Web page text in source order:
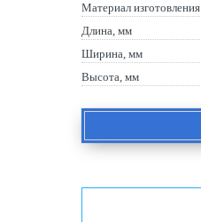
Материал изготовления
Длина, мм
Ширина, мм
Высота, мм